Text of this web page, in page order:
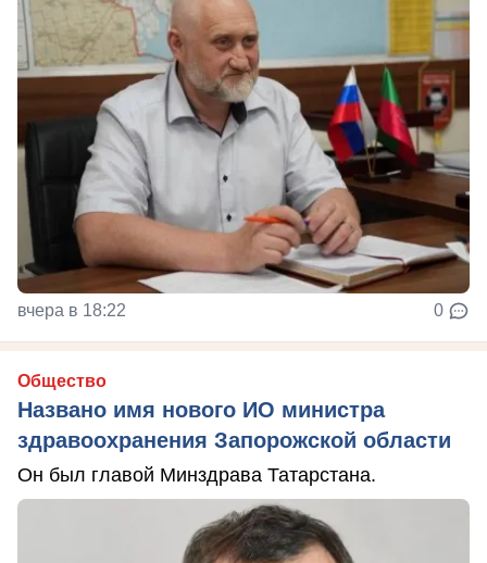
вчера в 18:22 0
Общество
Названо имя нового ИО министра
здравоохранения Запорожской области
Он был главой Минздрава Татарстана.